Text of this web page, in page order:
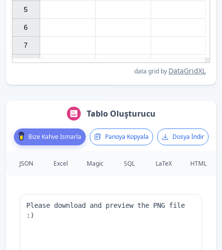
data grid by DataGridXL
5
6
7
Tablo Oluşturucu
Bize Kahve Ismarla Panoya Kopyala Dosya İndir
JSON Excel Magic SQL LaTeX HTML